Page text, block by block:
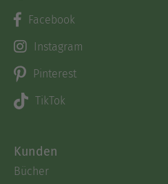
Facebook
Instagram
Pinterest
TikTok
Kunden
Bücher